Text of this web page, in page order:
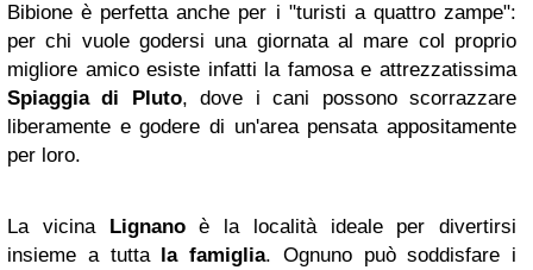
Bibione è perfetta anche per i "turisti a quattro zampe":
per chi vuole godersi una giornata al mare col proprio
migliore amico esiste infatti la famosa e attrezzatissima
Spiaggia di Pluto, dove i cani possono scorrazzare
liberamente e godere di un'area pensata appositamente
per loro.
La vicina Lignanoè la località ideale per divertirsi
insieme a tutta la famiglia. Ognuno può soddisfare i